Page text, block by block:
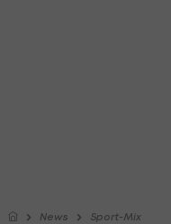
News Sport-Mix